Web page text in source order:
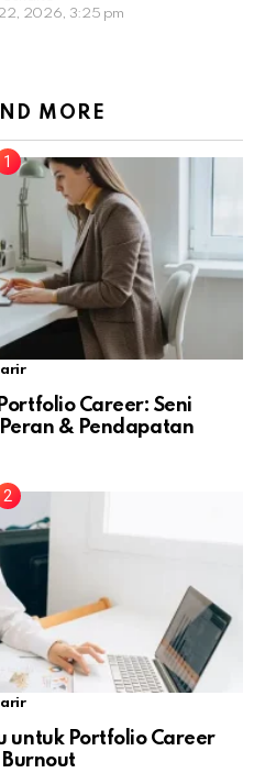
2026, 3:25 pm
MORE
Career: Seni
& Pendapatan
untuk Portfolio Career